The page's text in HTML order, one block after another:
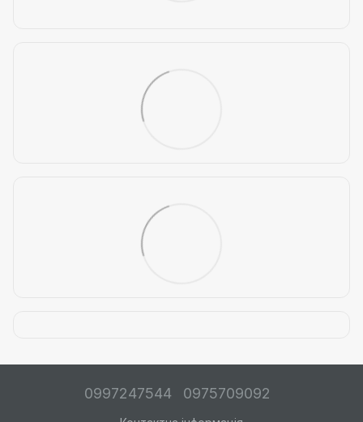
0997247544 0975709092